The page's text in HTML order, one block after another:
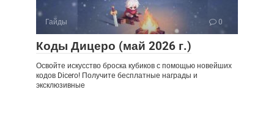
Гайды 0
Коды Дицеро (май 2026 г.)
Освойте искусство броска кубиков с помощью новейших
кодов Dicero! Получите бесплатные награды и
эксклюзивные